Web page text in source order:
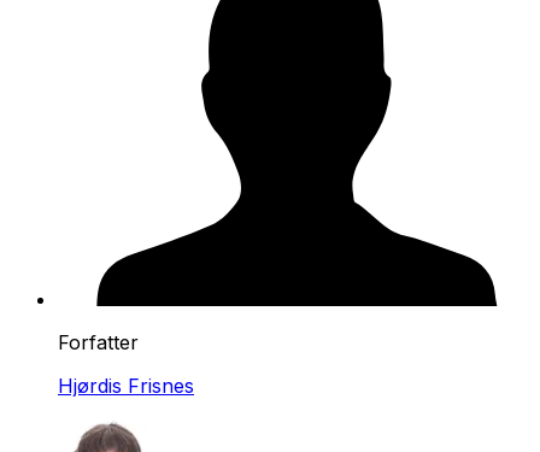
Forfatter
Hjørdis Frisnes